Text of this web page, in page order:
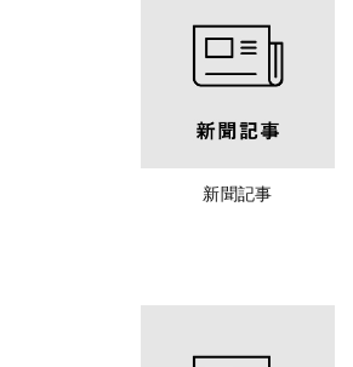
新聞記事